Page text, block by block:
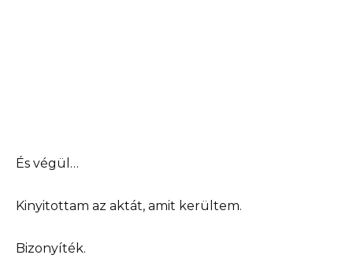
És végül…
Kinyitottam az aktát, amit kerültem.
Bizonyíték.